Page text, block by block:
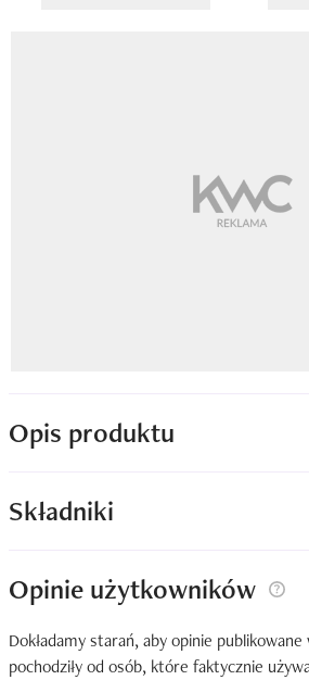
Opis produktu
Składniki
Opinie użytkowników
Dokładamy starań, aby opinie
pochodziły od osób, które faktycznie